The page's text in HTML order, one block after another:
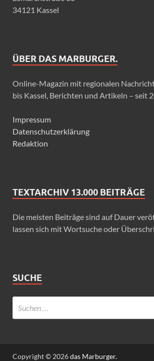
34121 Kassel
ÜBER DAS MARBURGER.
Online-Magazin mit regionalen
bis Kassel, Berichten und Artikeln – seit
Impressum
Datenschutzerklärung
Redaktion
TEXTARCHIV 13.000 BEITRÄGE
Die meisten Beiträge sind auf Dauer
lassen sich mit Wortsuche oder
SUCHE
Copyright © 2026das Marburger.